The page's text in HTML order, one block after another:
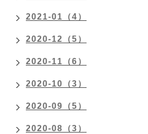
2021-01（4）
2020-12（5）
2020-11（6）
2020-10（3）
2020-09（5）
2020-08（3）